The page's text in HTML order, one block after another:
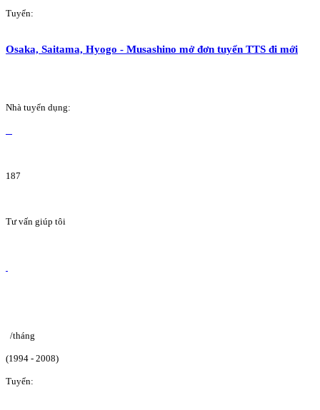
Tuyển:
Osaka, Saitama, Hyogo - Musashino mở đơn tuyển TTS đi mới
Nhà tuyển dụng:
187
Tư vấn giúp tôi
/tháng
(1994 - 2008)
Tuyển: